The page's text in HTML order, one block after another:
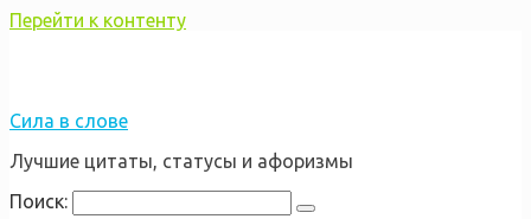
Перейти к контенту
Сила в слове
Лучшие цитаты, статусы и афоризмы
Поиск: